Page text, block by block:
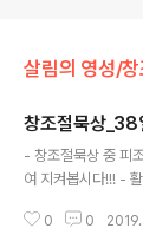
창조절묵상
- 창조절묵상 중 피
여 지켜봅시다!!! -
꺼번에 필요하시다
0 0